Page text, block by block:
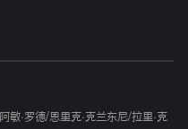
阿敏·罗德/恩里克·克兰东尼/拉里·克